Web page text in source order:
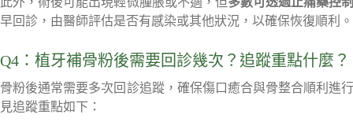
早回診，由醫師評估是否有感染或其他狀況，以確保恢復順利
Q4：植牙補骨粉後需要回診幾次？追蹤重點什麼？
骨粉後通常需要多次回診追蹤，確保傷口癒合與骨整合順利進
見追蹤重點如下：